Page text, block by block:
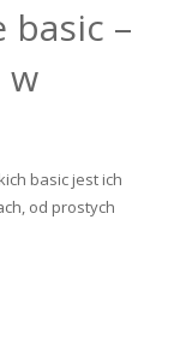
basic –
w
basic jest ich
od prostych